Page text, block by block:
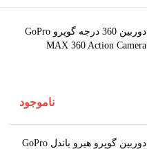
دوربین 360 درجه گوپرو GoPro
MAX 360 Action Camera
ناموجود
دوربین گوپرو هیرو باندل GoPro